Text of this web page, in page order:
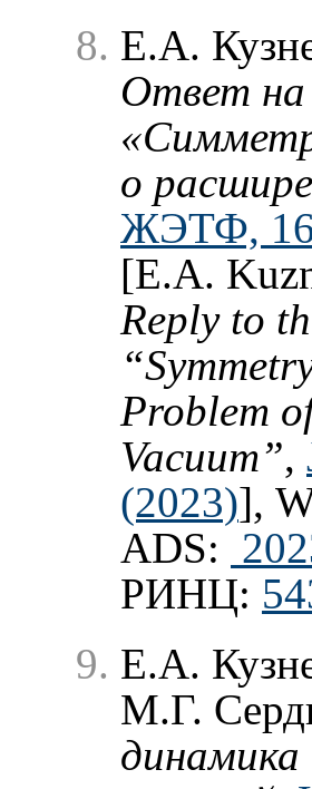
Е.А.
Ответ на
о
ЖЭТФ,
[E.A.
Reply to
Problem
Vacuum”,
(2023)],
ADS:
РИНЦ:
Е.А.
М.Г.